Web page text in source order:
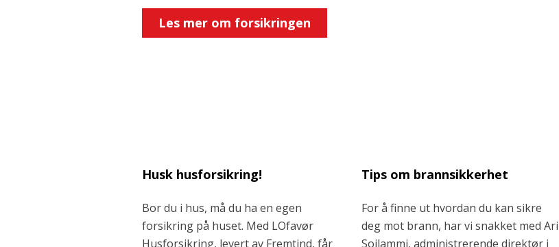
Les mer om forsikringen
Husk husforsikring!
Bor du i hus, må du ha en egen
forsikring på huset. Med LOfavør
Husforsikring, levert av Fremtind, får
Tips om brannsikkerhet
For å finne ut hvordan du kan sikre
deg mot brann, har vi snakket med Ari
Soilammi, administrerende direktør i